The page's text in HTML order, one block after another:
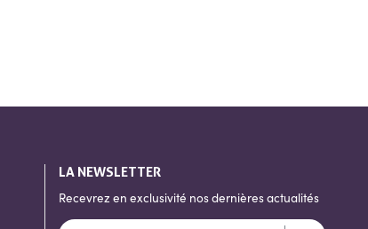
LA NEWSLETTER
Recevrez en exclusivité nos dernières actualités